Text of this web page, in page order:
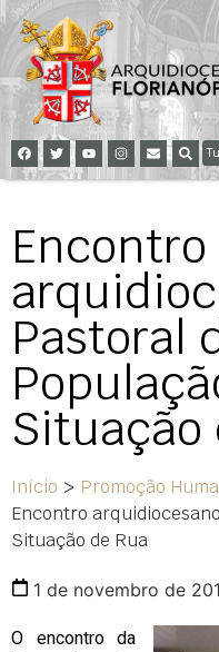
Encontro
Pastoral
Situação
Início > Promoção
Encontro
Situação de Rua
1 de novembro de
O encontro da